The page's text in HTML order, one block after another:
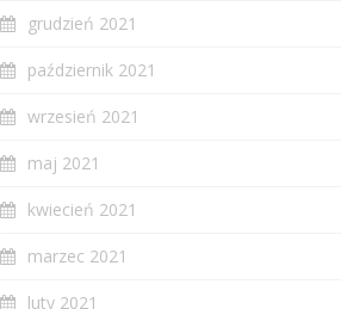
grudzień 2021
październik 2021
wrzesień 2021
maj 2021
kwiecień 2021
marzec 2021
luty 2021